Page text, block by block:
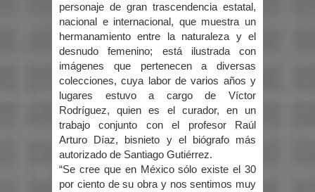
personaje de gran trascendencia estatal,
nacional e internacional, que muestra un
hermanamiento entre la naturaleza y el
desnudo femenino; está ilustrada con
imágenes que pertenecen a diversas
colecciones, cuya labor de varios años y
lugares estuvo a cargo de Víctor
Rodríguez, quien es el curador, en un
trabajo conjunto con el profesor Raúl
Arturo Díaz, bisnieto y el biógrafo más
autorizado de Santiago Gutiérrez.
“Se cree que en México sólo existe el 30
por ciento de su obra y nos sentimos muy